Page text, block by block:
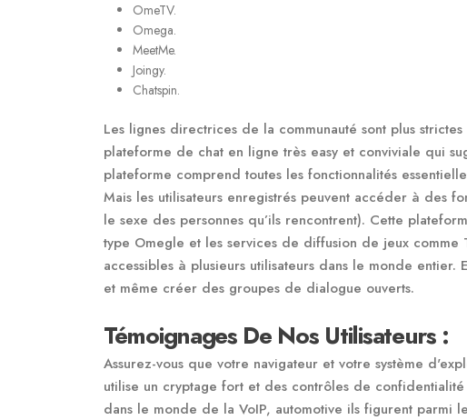
OmeTV.
Omega.
MeetMe.
Joingy.
Chatspin.
Les lignes directrices de la communauté sont plus
plateforme de chat en ligne très easy et conviviale qui
plateforme comprend toutes les fonctionnalités
Mais les utilisateurs enregistrés peuvent accéder à des
le sexe des personnes qu’ils rencontrent). Cette
type Omegle et les services de diffusion de jeux
accessibles à plusieurs utilisateurs dans le monde entier.
et même créer des groupes de dialogue ouverts.
Témoignages De Nos Utilisateurs :
Assurez-vous que votre navigateur et votre système
utilise un cryptage fort et des contrôles de
dans le monde de la VoIP, automotive ils figurent parmi